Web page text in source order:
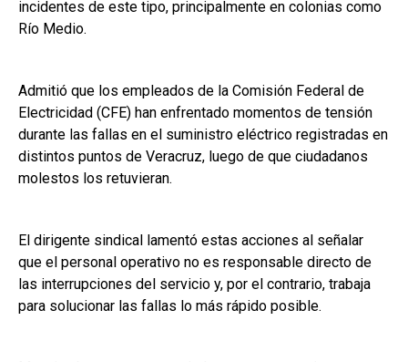
incidentes de este tipo, principalmente en colonias como
Río Medio.
Admitió que los empleados de la Comisión Federal de
Electricidad (CFE) han enfrentado momentos de tensión
durante las fallas en el suministro eléctrico registradas en
distintos puntos de Veracruz, luego de que ciudadanos
molestos los retuvieran.
El dirigente sindical lamentó estas acciones al señalar
que el personal operativo no es responsable directo de
las interrupciones del servicio y, por el contrario, trabaja
para solucionar las fallas lo más rápido posible.